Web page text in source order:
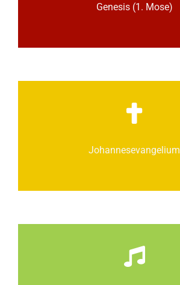
Genesis (1. Mose)
Johannes­­evangelium